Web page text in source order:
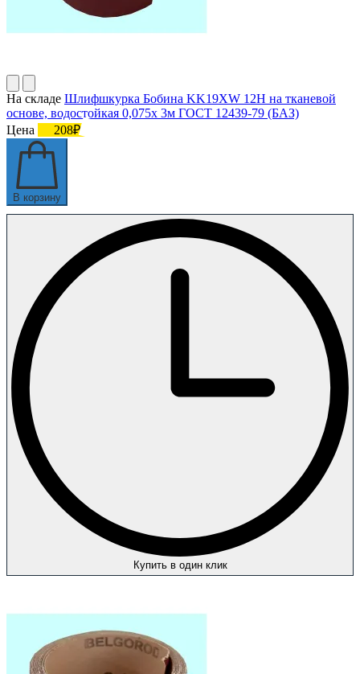
На складе Шлифшкурка Бобина KK19XW 12H на тканевой
основе, водостойкая 0,075х 3м ГОСТ 12439-79 (БАЗ)
Цена
208₽
В корзину
Купить в один клик